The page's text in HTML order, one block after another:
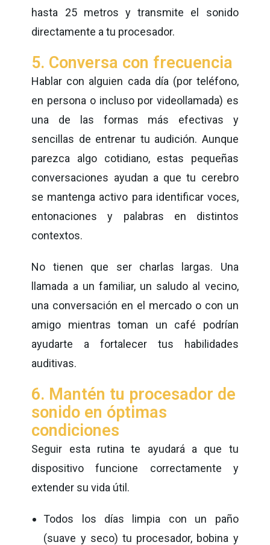
hasta 25 metros y transmite el sonido
directamente a tu procesador.
5. Conversa con frecuencia
Hablar con alguien cada día (por teléfono,
en persona o incluso por videollamada) es
una de las formas más efectivas y
sencillas de entrenar tu audición. Aunque
parezca algo cotidiano, estas pequeñas
conversaciones ayudan a que tu cerebro
se mantenga activo para identificar voces,
entonaciones y palabras en distintos
contextos.
No tienen que ser charlas largas. Una
llamada a un familiar, un saludo al vecino,
una conversación en el mercado o con un
amigo mientras toman un café podrían
ayudarte a fortalecer tus habilidades
auditivas.
6. Mantén tu procesador de
sonido en óptimas
condiciones
Seguir esta rutina te ayudará a que tu
dispositivo funcione correctamente y
extender su vida útil.
Todos los días limpia con un paño
(suave y seco) tu procesador, bobina y